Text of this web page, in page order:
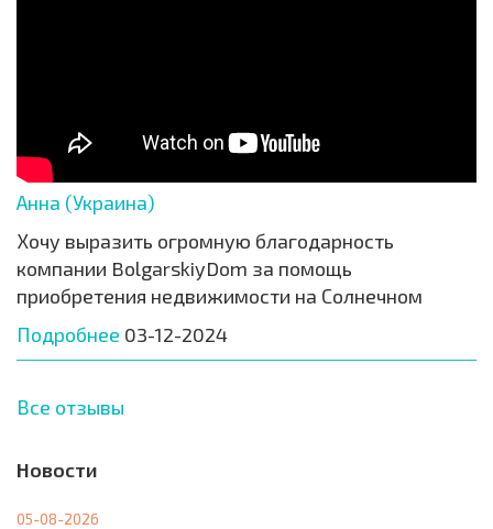
Анна (Украина)
Хочу выразить огромную благодарность
компании BolgarskiyDom за помощь
приобретения недвижимости на Солнечном
Подробнее 03-12-2024
Все отзывы
Новости
05-08-2026